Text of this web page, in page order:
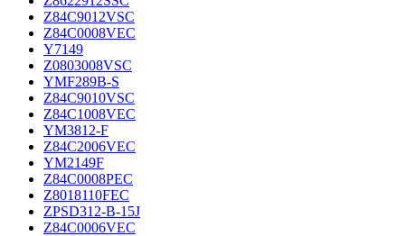
Z84C9012VSC
Z84C0008VEC
Y7149
Z0803008VSC
YMF289B-S
Z84C9010VSC
Z84C1008VEC
YM3812-F
Z84C2006VEC
YM2149F
Z84C0008PEC
Z8018110FEC
ZPSD312-B-15J
Z84C0006VEC